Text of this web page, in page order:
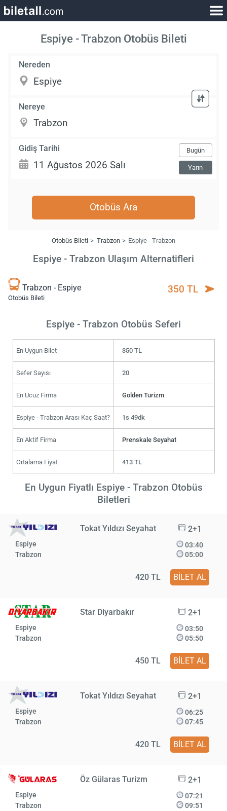
Espiye - Trabzon Otobüs Bileti
Nereden
Nereye
Gidiş Tarihi Bugün
Yarın
Otobüs Ara
Otobüs Bileti Trabzon Espiye - Trabzon
Espiye - Trabzon Ulaşım Alternatifleri
Trabzon - Espiye
Otobüs Bileti
350 TL
Espiye - Trabzon Otobüs Seferi
En Uygun Bilet 350 TL
Sefer Sayısı 20
En Ucuz Firma Golden Turizm
Espiye - Trabzon Arası Kaç Saat? 1s 49dk
En Aktif Firma Prenskale Seyahat
Ortalama Fiyat 413 TL
En Uygun Fiyatlı Espiye - Trabzon Otobüs
Biletleri
Tokat Yıldızı Seyahat 2+1
Espiye
Trabzon
03:40
05:00
420 TL BİLET AL
Star Diyarbakır 2+1
Espiye
Trabzon
03:50
05:50
450 TL BİLET AL
Tokat Yıldızı Seyahat 2+1
Espiye
Trabzon
06:25
07:45
420 TL BİLET AL
Öz Gülaras Turizm 2+1
Espiye
Trabzon
07:21
09:51